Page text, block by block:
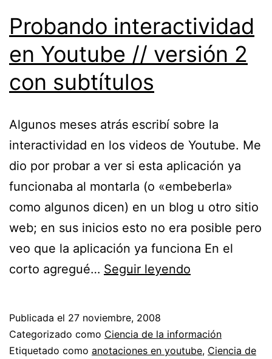
Probando interactividad
en Youtube // versión 2
con subtítulos
Algunos meses atrás escribí sobre la
interactividad en los videos de Youtube. Me
dio por probar a ver si esta aplicación ya
funcionaba al montarla (o «embeberla»
como algunos dicen) en un blog u otro sitio
web; en sus inicios esto no era posible pero
veo que la aplicación ya funciona En el
corto agregué… Seguir leyendo
Youtube
//
Publicada el 27 noviembre, 2008
Categorizado como Ciencia de la información
Etiquetado como anotaciones en youtube, Ciencia de